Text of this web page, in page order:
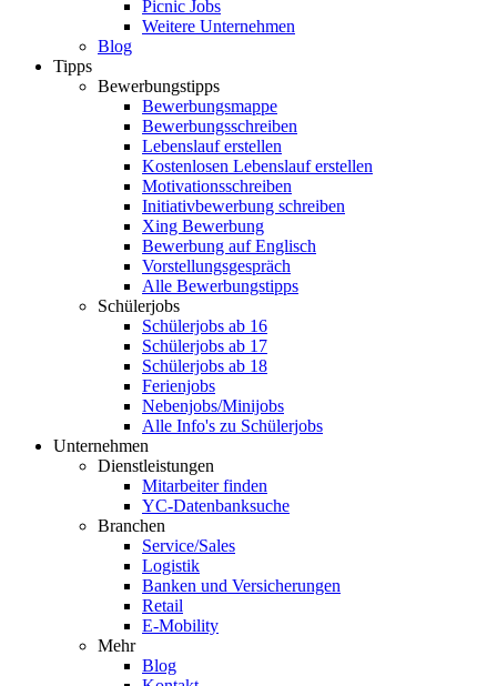
Picnic Jobs
Weitere Unternehmen
Blog
Tipps
Bewerbungstipps
Bewerbungsmappe
Bewerbungsschreiben
Lebenslauf erstellen
Kostenlosen Lebenslauf erstellen
Motivationsschreiben
Initiativbewerbung schreiben
Xing Bewerbung
Bewerbung auf Englisch
Vorstellungsgespräch
Alle Bewerbungstipps
Schülerjobs
Schülerjobs ab 16
Schülerjobs ab 17
Schülerjobs ab 18
Ferienjobs
Nebenjobs/Minijobs
Alle Info's zu Schülerjobs
Unternehmen
Dienstleistungen
Mitarbeiter finden
YC-Datenbanksuche
Branchen
Service/Sales
Logistik
Banken und Versicherungen
Retail
E-Mobility
Mehr
Blog